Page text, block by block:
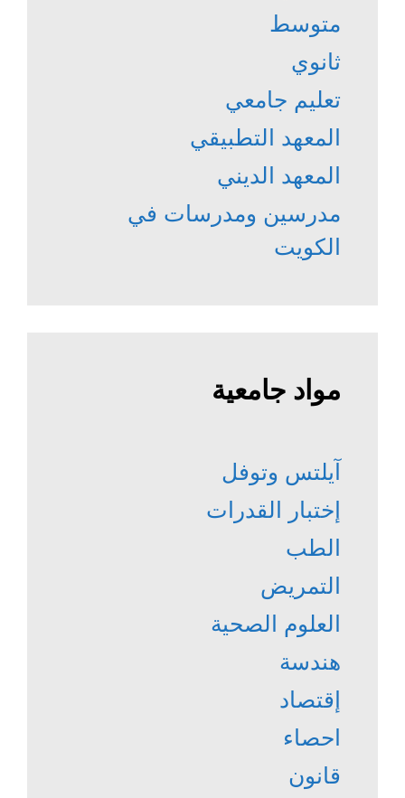
متوسط
ثانوي
تعليم جامعي
المعهد التطبيقي
المعهد الديني
مدرسين ومدرسات في
الكويت
مواد جامعية
آيلتس وتوفل
إختبار القدرات
الطب
التمريض
العلوم الصحية
هندسة
إقتصاد
احصاء
قانون